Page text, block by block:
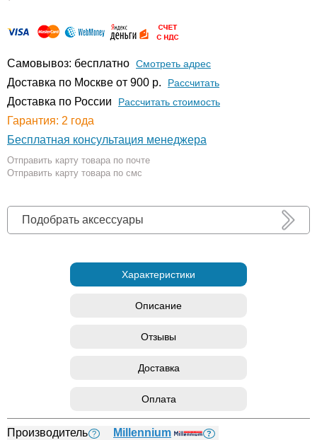
Самовывоз: бесплатно Смотреть адрес
Доставка по Москве от 900 р. Расcчитать
Доставка по России Рассчитать стоимость
Гарантия: 2 года
Бесплатная консультация менеджера
Отправить карту товара по почте
Отправить карту товара по смс
Подобрать аксессуары
Характеристики
Описание
Отзывы
Доставка
Оплата
Производитель ? Millennium ?